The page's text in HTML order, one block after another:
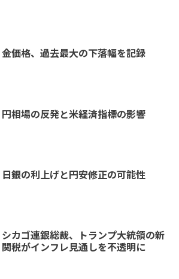
金価格、過去最大の下落幅を記録
円相場の反発と米経済指標の影響
日銀の利上げと円安修正の可能性
シカゴ連銀総裁、トランプ大統領の新
関税がインフレ見通しを不透明に